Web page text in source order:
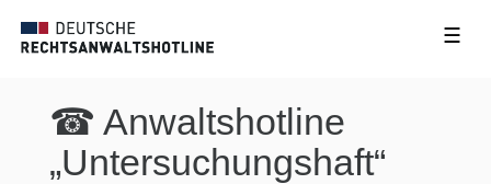
☰
☎ Anwaltshotline
„Untersuchungshaft“